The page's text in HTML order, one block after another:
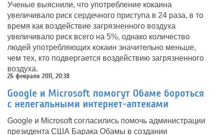
Ученые выяснили, что употребление кокаина
увеличивало риск сердечного приступа в 24 раза, в то
время как воздействие загрязненного воздуха
увеличивало риск всего на 5%, однако количество
людей употребляющих кокаин значительно меньше,
чем тех, кто подвергается воздействию загрязненного
воздуха.
26 февраля 2011, 20:38
Google и Microsoft помогут Обаме бороться
с нелегальными интернет-аптеками
Google и Microsoft согласились помочь администрации
президента США Барака Обамы в создании